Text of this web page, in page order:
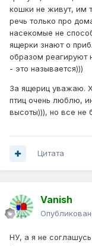
кошки не живут, им
речь только про
насекомые не
ящерки знают о
образом реагируют
- это называется)))
За ящериц уважаю.
птиц очень люблю,
высоты))), но все не
Цитата
Vanish
НУ, а я не